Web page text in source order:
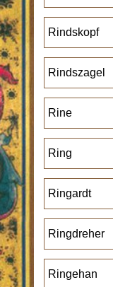
Rindskopf
Rindszagel
Rine
Ring
Ringardt
Ringdreher
Ringehan